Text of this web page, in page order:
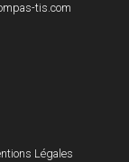
tis.com
Légales